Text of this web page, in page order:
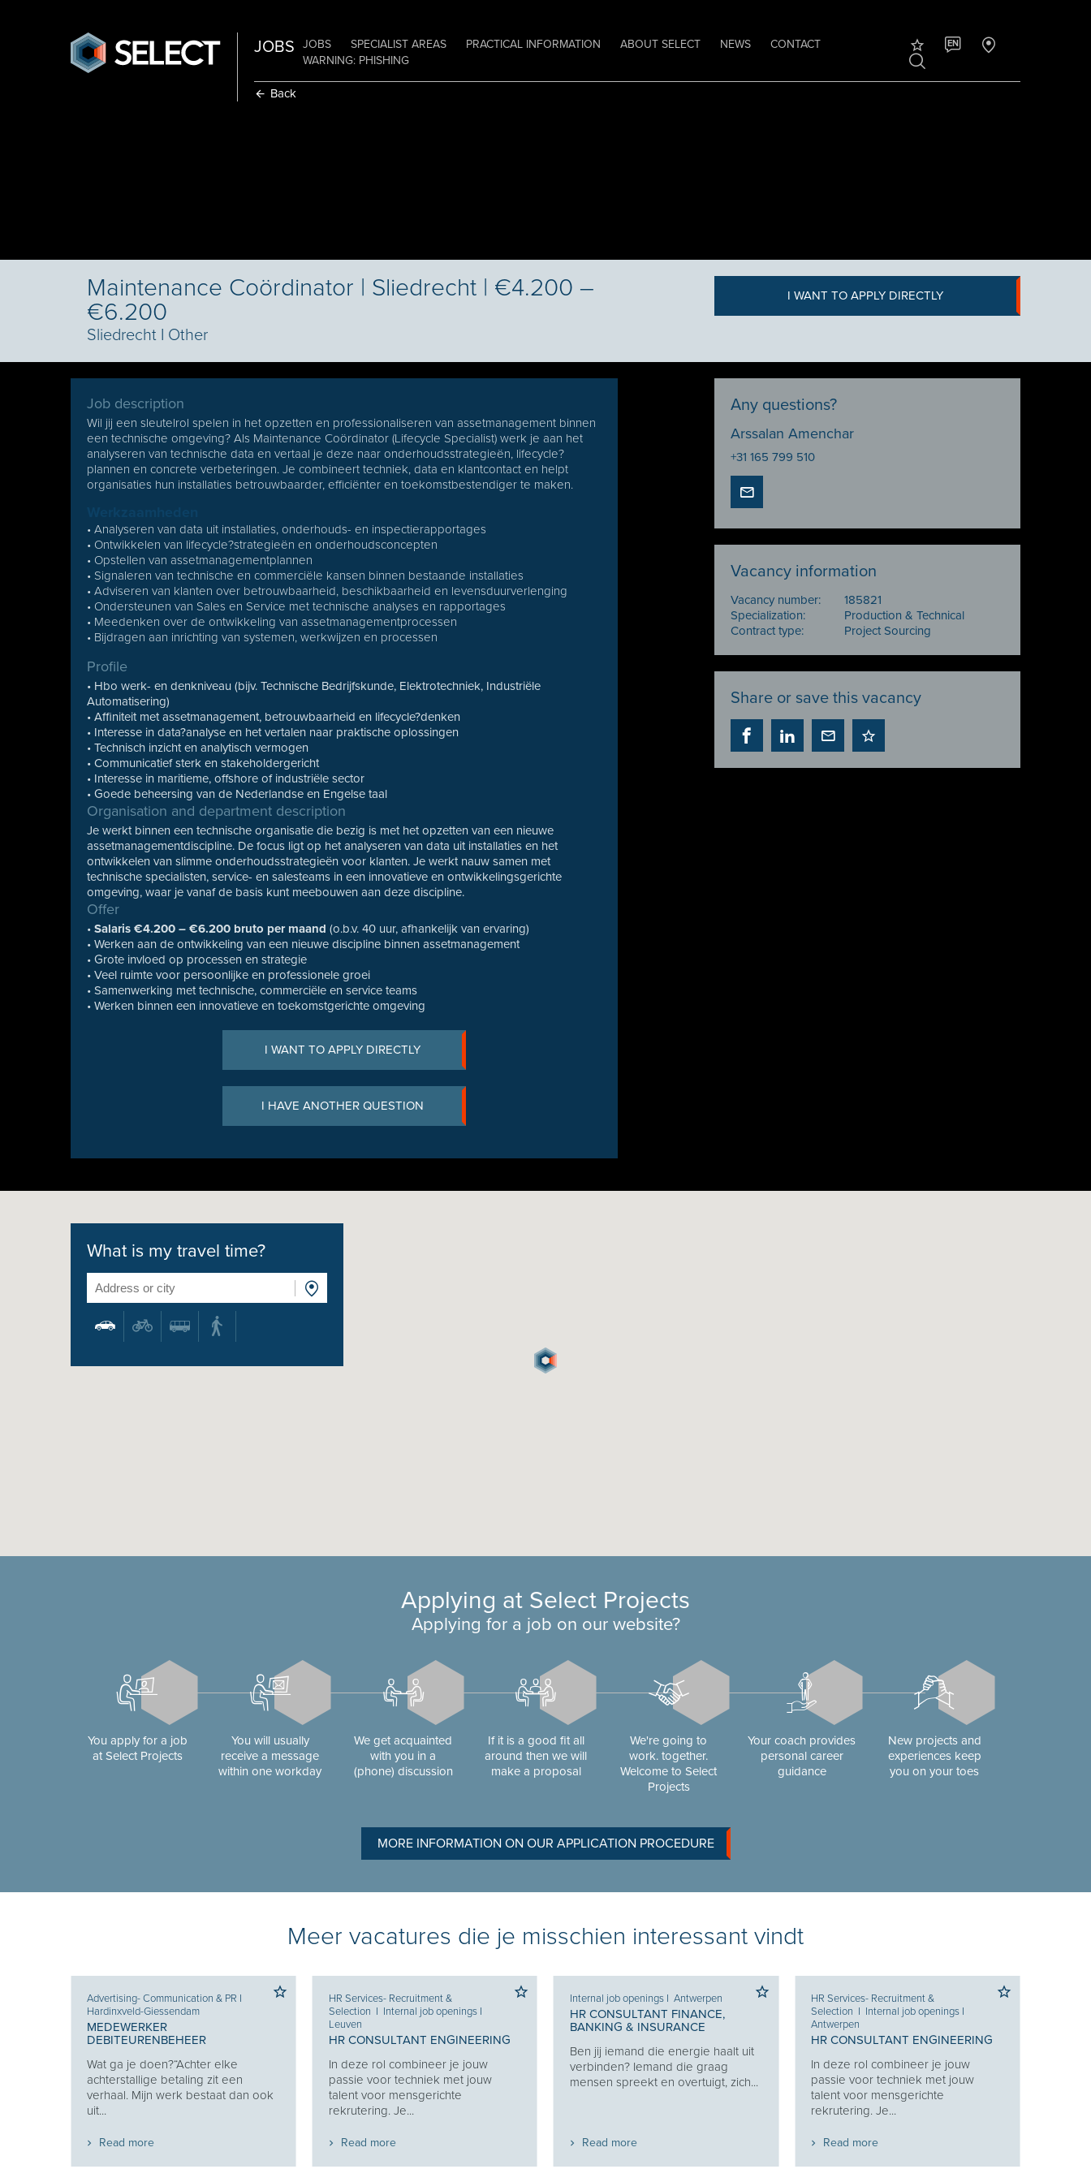
JOBS JOBS SPECIALIST AREAS PRACTICAL INFORMATION ABOUT SELECT NEWS
CONTACT
WARNING: PHISHING
EN
Back
Maintenance Coördinator | Sliedrecht | €4.200 –
€6.200
Sliedrecht I Other
I WANT TO APPLY DIRECTLY
Job description
Wil jij een sleutelrol spelen in het opzetten en professionaliseren van assetmanagement binnen
een technische omgeving? Als Maintenance Coördinator (Lifecycle Specialist) werk je aan het
analyseren van technische data en vertaal je deze naar onderhoudsstrategieën, lifecycle?
plannen en concrete verbeteringen. Je combineert techniek, data en klantcontact en helpt
organisaties hun installaties betrouwbaarder, efficiënter en toekomstbestendiger te maken.
• Analyseren van data uit installaties, onderhouds- en inspectierapportages
• Ontwikkelen van lifecycle?strategieën en onderhoudsconcepten
• Opstellen van assetmanagementplannen
• Signaleren van technische en commerciële kansen binnen bestaande installaties
• Adviseren van klanten over betrouwbaarheid, beschikbaarheid en levensduurverlenging
• Ondersteunen van Sales en Service met technische analyses en rapportages
• Meedenken over de ontwikkeling van assetmanagementprocessen
• Bijdragen aan inrichting van systemen, werkwijzen en processen
Profile
• Hbo werk- en denkniveau (bijv. Technische Bedrijfskunde, Elektrotechniek, Industriële
Automatisering)
• Affiniteit met assetmanagement, betrouwbaarheid en lifecycle?denken
• Interesse in data?analyse en het vertalen naar praktische oplossingen
• Technisch inzicht en analytisch vermogen
• Communicatief sterk en stakeholdergericht
• Interesse in maritieme, offshore of industriële sector
• Goede beheersing van de Nederlandse en Engelse taal
Organisation and department description
Je werkt binnen een technische organisatie die bezig is met het opzetten van een nieuwe
assetmanagementdiscipline. De focus ligt op het analyseren van data uit installaties en het
ontwikkelen van slimme onderhoudsstrategieën voor klanten. Je werkt nauw samen met
technische specialisten, service- en salesteams in een innovatieve en ontwikkelingsgerichte
omgeving, waar je vanaf de basis kunt meebouwen aan deze discipline.
Offer
•Salaris €4.200 – €6.200 bruto per maand (o.b.v. 40 uur, afhankelijk van ervaring)
• Werken aan de ontwikkeling van een nieuwe discipline binnen assetmanagement
• Grote invloed op processen en strategie
• Veel ruimte voor persoonlijke en professionele groei
• Samenwerking met technische, commerciële en service teams
• Werken binnen een innovatieve en toekomstgerichte omgeving
I WANT TO APPLY DIRECTLY
I HAVE ANOTHER QUESTION
Any questions?
Arssalan Amenchar
+31 165 799 510
Vacancy information
Vacancy number:
185821
Specialization:
Production & Technical
Contract type:
Project Sourcing
Share or save this vacancy
What is my travel time?
Applying at Select Projects
Applying for a job on our website?
You apply for a job
at Select Projects
You will usually
receive a message
within one workday
We get acquainted
with you in a
(phone) discussion
If it is a good fit all
around then we will
make a proposal
We're going to
work. together.
Welcome to Select
Projects
Your coach provides
personal career
guidance
New projects and
experiences keep
you on your toes
MORE INFORMATION ON OUR APPLICATION PROCEDURE
Meer vacatures die je misschien interessant vindt
Advertising- Communication & PR I
Hardinxveld-Giessendam
MEDEWERKER
DEBITEURENBEHEER
Wat ga je doen?“Achter elke
achterstallige betaling zit een
verhaal. Mijn werk bestaat dan ook
uit...
Read more
HR Services- Recruitment &
Selection I Internal job openings I
Leuven
HR CONSULTANT ENGINEERING
In deze rol combineer je jouw
passie voor techniek met jouw
talent voor mensgerichte
rekrutering. Je...
Read more
Internal job openings I Antwerpen
HR CONSULTANT FINANCE,
BANKING & INSURANCE
Ben jij iemand die energie haalt uit
verbinden? Iemand die graag
mensen spreekt en overtuigt, zich...
Read more
HR Services- Recruitment &
Selection I Internal job openings I
Antwerpen
HR CONSULTANT ENGINEERING
In deze rol combineer je jouw
passie voor techniek met jouw
talent voor mensgerichte
rekrutering. Je...
Read more